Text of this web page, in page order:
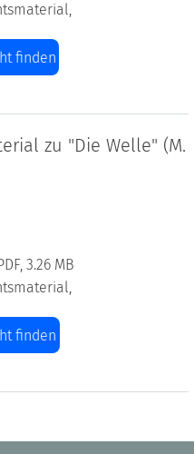
finden
zu "Die Welle" (M.
3.26 MB
finden